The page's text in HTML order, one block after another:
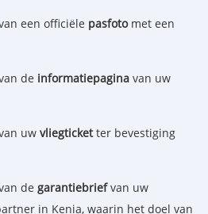
een officiële pasfotomet een
de informatiepagina van uw
uw vliegticketter bevestiging
de garantiebriefvan uw
in Kenia, waarin het doel van